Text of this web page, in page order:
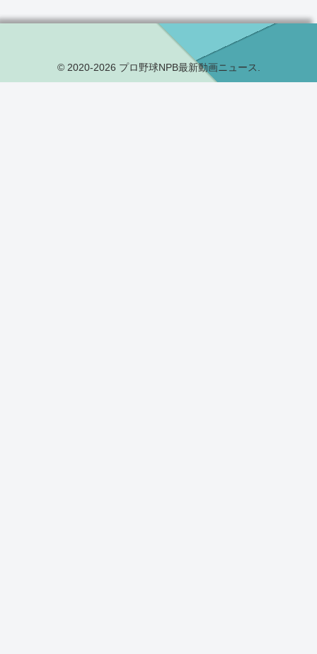
© 2020-2026 プロ野球NPB最新動画ニュース.